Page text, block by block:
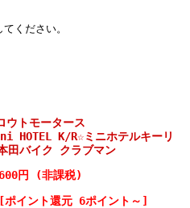
ください。
ウトモータース
HOTEL K/R☆ミニホテルキーリ
田バイク クラブマン
600円 (非課税)
[ポイント還元 6ポイント～]